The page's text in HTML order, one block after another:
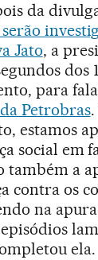
da
Jato, a
dos
para
Petrobras.
estamos
social em
também a
contra os
na
ela.